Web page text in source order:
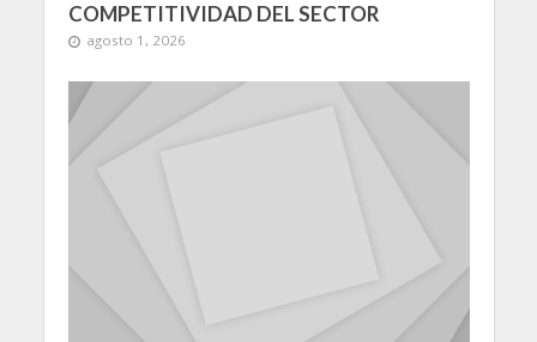
COMPETITIVIDAD DEL SECTOR
agosto 1, 2026